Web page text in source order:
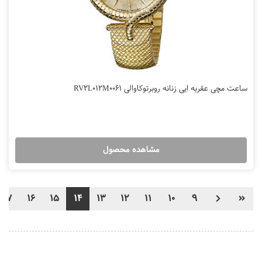
ساعت مچی عقربه ایی زنانه روبرتوکاوالی RV2L012M0061
مشاهده محصول
9
10
11
12
13
14
15
16
17